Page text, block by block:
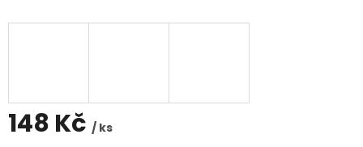
148 Kč / ks